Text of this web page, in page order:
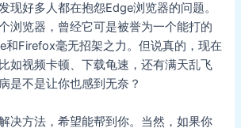
现好多人都在抱怨Edge浏览器的问题。
浏览器，曾经它可是被誉为一个能打的
和Firefox毫无招架之力。但说真的，现在
如视频卡顿、下载龟速，还有满天乱飞
是不是让你也感到无奈？
决方法，希望能帮到你。当然，如果你